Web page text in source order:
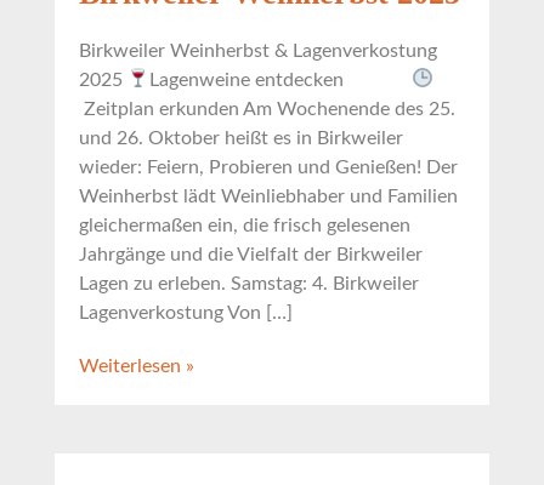
Birkweiler Weinherbst & Lagenverkostung
2025
Lagenweine entdecken
Zeitplan erkunden Am Wochenende des 25.
und 26. Oktober heißt es in Birkweiler
wieder: Feiern, Probieren und Genießen! Der
Weinherbst lädt Weinliebhaber und Familien
gleichermaßen ein, die frisch gelesenen
Jahrgänge und die Vielfalt der Birkweiler
Lagen zu erleben. Samstag: 4. Birkweiler
Lagenverkostung Von […]
Weiterlesen »